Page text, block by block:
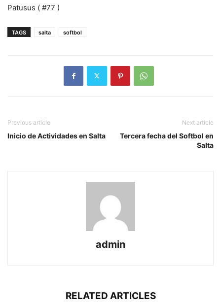
Patusus ( #77 )
TAGS salta softbol
Previous article
Inicio de Actividades en Salta
Next article
Tercera fecha del Softbol en
Salta
admin
RELATED ARTICLES